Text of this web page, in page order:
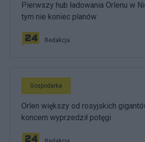
Pierwszy hub ładowania Orlenu w
tym nie koniec planów
Redakcja
Gospodarka
Orlen większy od rosyjskich
koncern wyprzedził potęgi